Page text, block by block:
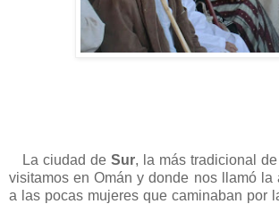
La ciudad de Sur, la más tradicional
visitamos en Omán y donde nos llamó la
a las pocas mujeres que caminaban por